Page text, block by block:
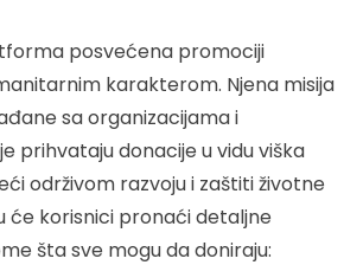
posvećena promociji
karakterom. Njena misija
sa organizacijama i
prihvataju donacije u vidu viška
održivom razvoju i zaštiti životne
će korisnici pronaći detaljne
šta sve mogu da doniraju: